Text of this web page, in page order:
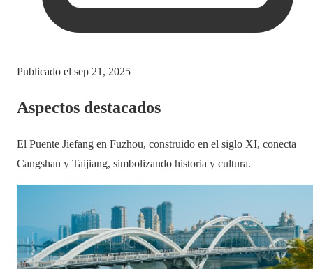
Publicado el sep 21, 2025
Aspectos destacados
El Puente Jiefang en Fuzhou, construido en el siglo XI, conecta
Cangshan y Taijiang, simbolizando historia y cultura.